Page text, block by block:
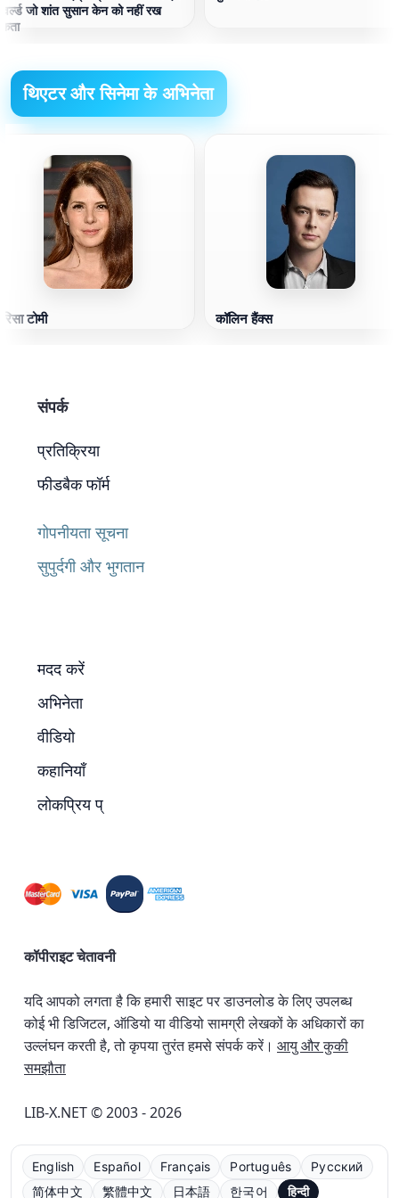
जो शांत सुसान केन को नहीं रख
थिएटर और सिनेमा के अभिनेता
टोमी कॉलिन हैंक्स
संपर्क
प्रतिक्रिया
फीडबैक फॉर्म
गोपनीयता सूचना
सुपुर्दगी और भुगतान
मदद करें
अभिनेता
वीडियो
कहानियाँ
लोकप्रिय प्
कॉपीराइट चेतावनी
यदि आपको लगता है कि हमारी साइट पर डाउनलोड के लिए उपलब्ध
कोई भी डिजिटल, ऑडियो या वीडियो सामग्री लेखकों के अधिकारों का
उल्लंघन करती है, तो कृपया तुरंत हमसे संपर्क करें। आयु और कुकी
समझौता
LIB-X.NET © 2003 - 2026
English Español Français Português
Русский
简体中文
繁體中文 日本語 한국어 हिन्दी